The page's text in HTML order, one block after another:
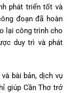
phát triển tốt và
đoạn đã hoàn
lại công trình cho
duy trì và phát
bài bản, dịch vụ
giúp Cần Thơ trở